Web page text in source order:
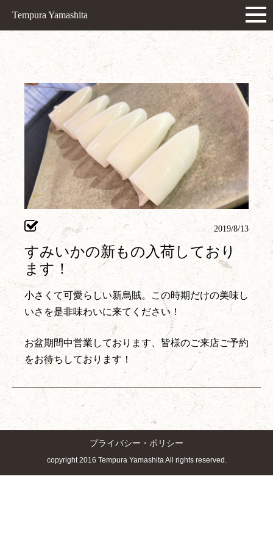
Tempura Yamashita
2019/8/13
すみいかの新もの入荷しており
ます！
小さくて可愛らしい新烏賊。この時期だけの美味し
いさを是非味わいに来てください！
お盆期間中営業しております、皆様のご来店ご予約
をお待ちしております！
プライバシー・ポリシー
copyright 2016 Tempura Yamashita All rights reserved.